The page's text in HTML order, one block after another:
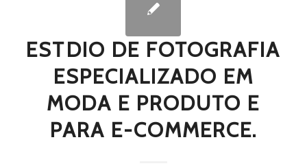
ESTDIO DE FOTOGRAFIA
ESPECIALIZADO EM
MODA E PRODUTO E
PARA E-COMMERCE.